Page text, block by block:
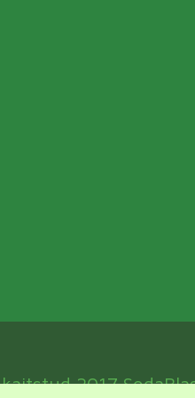
2017